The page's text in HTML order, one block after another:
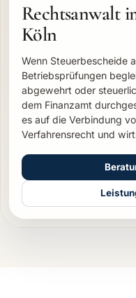
Rechtsanwalt
Köln
Wenn Steuerbescheide
Betriebsprüfungen
abgewehrt oder
dem Finanzamt
es auf die Verbindung
Verfahrensrecht und